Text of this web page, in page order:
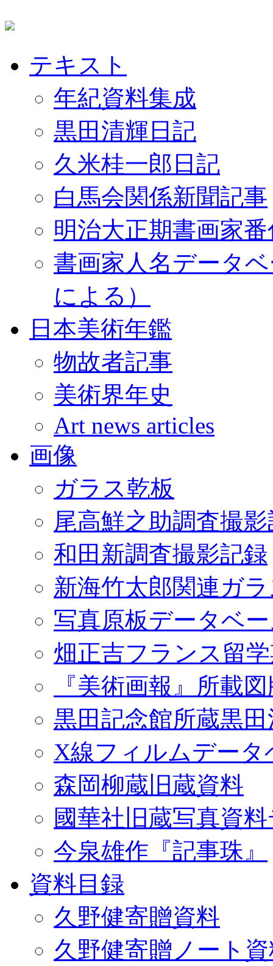
テキスト
年紀資料集成
黒田清輝日記
久米桂一郎日記
白馬会関係新聞記事
明治大正期書画家
書画家人名データ
による）
日本美術年鑑
物故者記事
美術界年史
Art news articles
画像
ガラス乾板
尾高鮮之助調査撮
和田新調査撮影記録
新海竹太郎関連ガ
写真原板データベ
畑正吉フランス留
『美術画報』所載
黒田記念館所蔵黒
X線フィルムデータ
森岡柳蔵旧蔵資料
國華社旧蔵写真資
今泉雄作『記事珠』
資料目録
久野健寄贈資料
久野健寄贈ノート